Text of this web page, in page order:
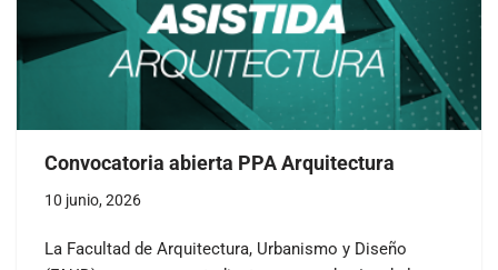
Convocatoria abierta PPA Arquitectura
10 junio, 2026
La Facultad de Arquitectura, Urbanismo y Diseño